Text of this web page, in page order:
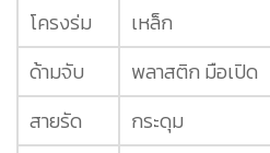
โครงร่ม
เหล็ก
ด้ามจับ
พลาสติก มือเปิด
สายรัด
กระดุม